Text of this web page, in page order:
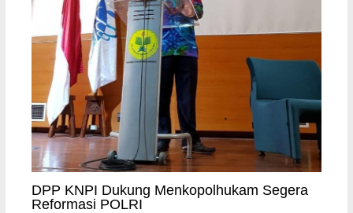
DPP KNPI Dukung Menkopolhukam Segera
Reformasi POLRI